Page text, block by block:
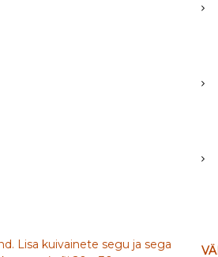
Lisa kuivainete segu ja sega
D